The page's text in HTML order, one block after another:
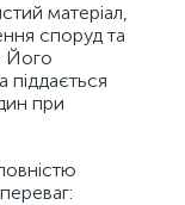
матеріал,
споруд та
Його
піддається
при